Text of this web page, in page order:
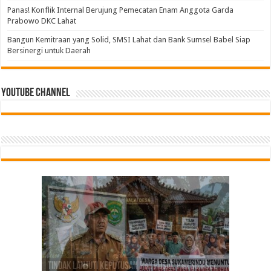
Panas! Konflik Internal Berujung Pemecatan Enam Anggota Garda
Prabowo DKC Lahat
Bangun Kemitraan yang Solid, SMSI Lahat dan Bank Sumsel Babel Siap
Bersinergi untuk Daerah
Youtube Channel
Tindak Lanjuti Keputusan PWI Pusat, PWI Sumsel
Bangun Kemitraan yang Solid, SMSI Lahat dan
PGRI Sumsel Gercep Konsolidasi, Riza Pahlevi